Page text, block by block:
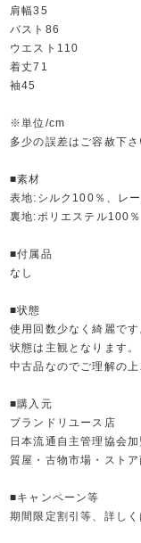
肩幅35
バスト86
ウエスト110
着丈71
袖45
※単位/cm
多少の誤差はご容赦下さ
■素材
表地:シルク100％、レ
裏地:ポリエステル100％
■付属品
なし
■状態
使用回数少なく綺麗で
状態は主観となります。
中古品なのでご理解の上
■購入元
ブランドリユース店
日本流通自主管理協会加
質屋・古物市場・スト
■キャンペーン等
期間限定割引等、詳し